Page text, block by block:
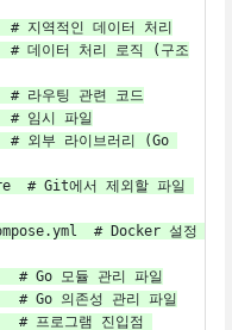
역적인 데이터 처리
이터 처리 로직 (구조
우팅 관련 코드
임시 파일
부 라이브러리 (Go
Git에서 제외할 파일
# Docker 설정
Go 모듈 관리 파일
Go 의존성 관리 파일
프로그램 진입점